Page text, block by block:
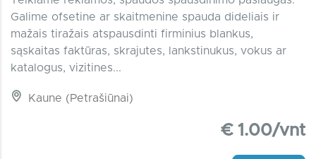
Galime ofsetine ar skaitmenine spauda dideliais ir
mažais tiražais atspausdinti firminius blankus,
sąskaitas faktūras, skrajutes, lankstinukus, vokus ar
katalogus, vizitines...
Kaune (Petrašiūnai)
€ 1.00/vnt